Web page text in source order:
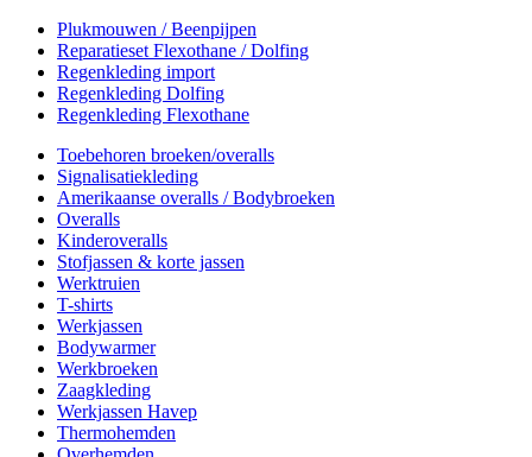
Plukmouwen / Beenpijpen
Reparatieset Flexothane / Dolfing
Regenkleding import
Regenkleding Dolfing
Regenkleding Flexothane
Toebehoren broeken/overalls
Signalisatiekleding
Amerikaanse overalls / Bodybroeken
Overalls
Kinderoveralls
Stofjassen & korte jassen
Werktruien
T-shirts
Werkjassen
Bodywarmer
Werkbroeken
Zaagkleding
Werkjassen Havep
Thermohemden